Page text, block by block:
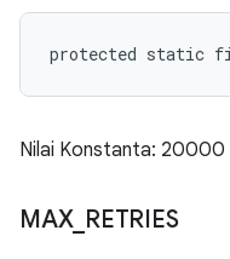
protected static final
Nilai Konstanta:
MAX_ RETRIES